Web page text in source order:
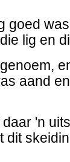
goed
lig en
aand
'n
dit